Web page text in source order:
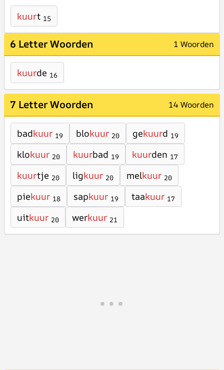
kuurt 15
6 Letter Woorden 1 Woorden
kuurde 16
7 Letter Woorden 14 Woorden
badkuur 19 blokuur 20 gekuurd 19
klokuur 20 kuurbad 19 kuurden 17
kuurtje 20 ligkuur 20 melkuur 20
piekuur 18 sapkuur 19 taakuur 17
uitkuur 20 werkuur 21